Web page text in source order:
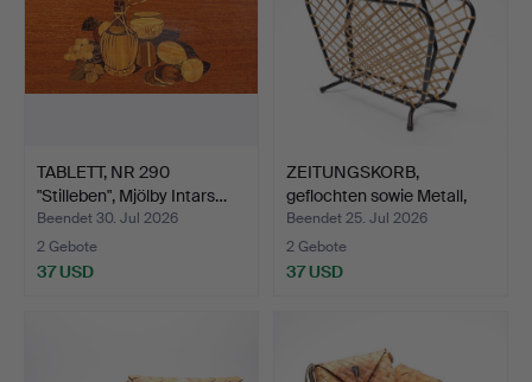
TABLETT, NR 290
"Stilleben", Mjölby Intars…
Beendet 30. Jul 2026
2 Gebote
37 USD
ZEITUNGSKORB,
geflochten sowie Metall,
Mit…
Beendet 25. Jul 2026
2 Gebote
37 USD